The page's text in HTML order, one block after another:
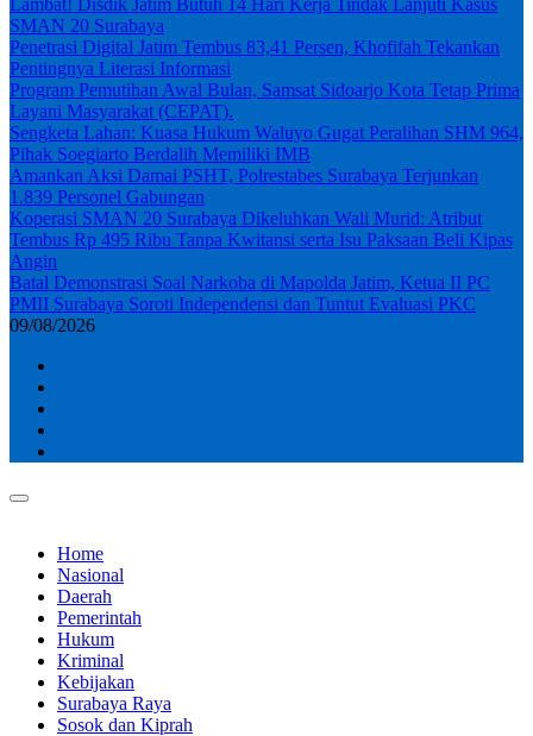
SMAN 20 Surabaya
Penetrasi Digital Jatim Tembus 83,41 Persen, Khofifah Tekankan
Pentingnya Literasi Informasi
Program Pemutihan Awal Bulan, Samsat Sidoarjo Kota Tetap Prima
Layani Masyarakat (CEPAT).
Sengketa Lahan: Kuasa Hukum Waluyo Gugat Peralihan SHM 964,
Pihak Soegiarto Berdalih Memiliki IMB
Amankan Aksi Damai PSHT, Polrestabes Surabaya Terjunkan
1.839 Personel Gabungan
Koperasi SMAN 20 Surabaya Dikeluhkan Wali Murid: Atribut
Tembus Rp 495 Ribu Tanpa Kwitansi serta Isu Paksaan Beli Kipas
Angin
Batal Demonstrasi Soal Narkoba di Mapolda Jatim, Ketua II PC
PMII Surabaya Soroti Independensi dan Tuntut Evaluasi PKC
09/08/2026
Home
Nasional
Daerah
Pemerintah
Hukum
Kriminal
Kebijakan
Surabaya Raya
Sosok dan Kiprah